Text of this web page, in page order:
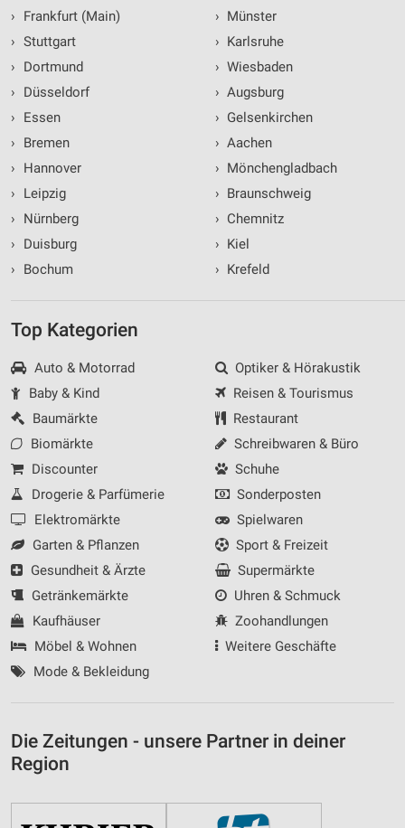
›
Frankfurt (Main)
› Stuttgart
›
Dortmund
›
Düsseldorf
›
Essen
›
Bremen
›
Hannover
›
Leipzig
›
Nürnberg
›
Duisburg
›
Bochum
› Münster
› Karlsruhe
› Wiesbaden
› Augsburg
› Gelsenkirchen
› Aachen
› Mönchengladbach
› Braunschweig
› Chemnitz
› Kiel
› Krefeld
Top Kategorien
Auto & Motorrad
Baby & Kind
Baumärkte
Biomärkte
Discounter
Drogerie & Parfümerie
Elektromärkte
Garten & Pflanzen
Gesundheit & Ärzte
Getränkemärkte
Kaufhäuser
Möbel & Wohnen
Mode & Bekleidung
Optiker & Hörakustik
Reisen & Tourismus
Restaurant
Schreibwaren & Büro
Schuhe
Sonderposten
Spielwaren
Sport & Freizeit
Supermärkte
Uhren & Schmuck
Zoohandlungen
Weitere Geschäfte
Die Zeitungen - unsere Partner in deiner
Region